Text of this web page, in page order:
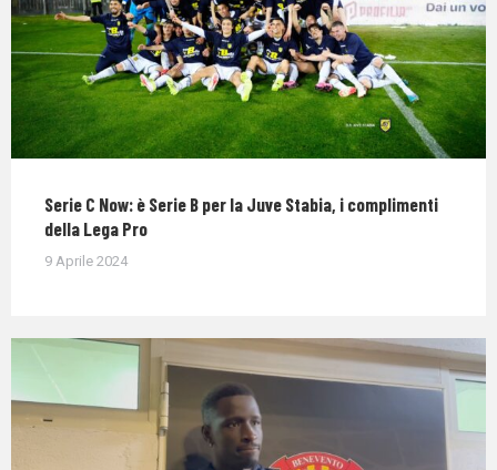
Serie C Now: è Serie B per la Juve Stabia, i complimenti
della Lega Pro
9 Aprile 2024